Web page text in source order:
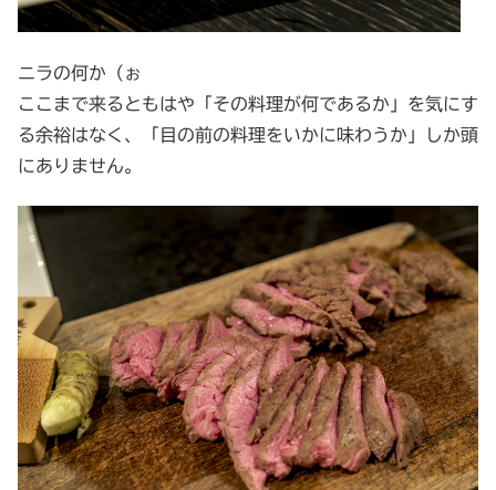
ニラの何か（ぉ
ここまで来るともはや「その料理が何であるか」を気にす
る余裕はなく、「目の前の料理をいかに味わうか」しか頭
にありません。